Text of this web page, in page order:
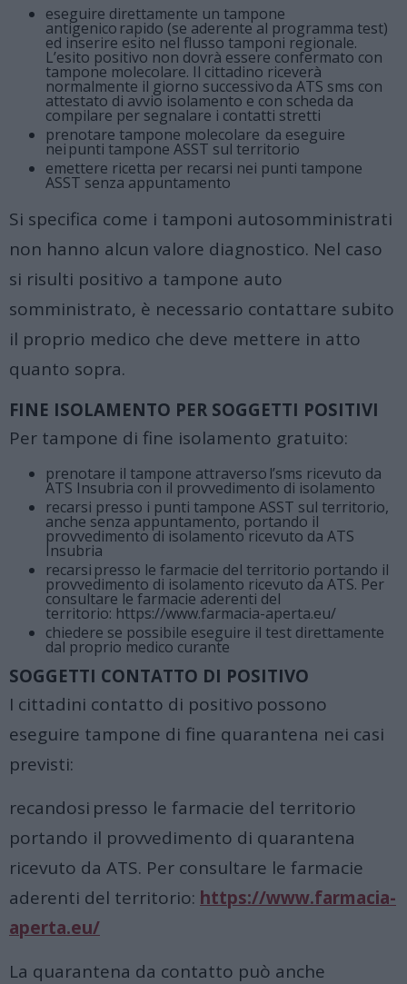
eseguire direttamente un tampone
antigenico rapido (se aderente al programma test)
ed inserire esito nel flusso tamponi regionale.
L’esito positivo non dovrà essere confermato con
tampone molecolare. Il cittadino riceverà
normalmente il giorno successivo da ATS sms con
attestato di avvio isolamento e con scheda da
compilare per segnalare i contatti stretti
prenotare tampone molecolare da eseguire
nei punti tampone ASST sul territorio
emettere ricetta per recarsi nei punti tampone
ASST senza appuntamento
Si specifica come i tamponi autosomministrati
non hanno alcun valore diagnostico. Nel caso
si risulti positivo a tampone auto
somministrato, è necessario contattare subito
il proprio medico che deve mettere in atto
quanto sopra.
FINE ISOLAMENTO PER SOGGETTI POSITIVI
Per tampone di fine isolamento gratuito:
prenotare il tampone attraverso l’sms ricevuto da
ATS Insubria con il provvedimento di isolamento
recarsi presso i punti tampone ASST sul territorio,
anche senza appuntamento, portando il
provvedimento di isolamento ricevuto da ATS
Insubria
recarsi presso le farmacie del territorio portando il
provvedimento di isolamento ricevuto da ATS. Per
consultare le farmacie aderenti del
territorio: https://www.farmacia-aperta.eu/
chiedere se possibile eseguire il test direttamente
dal proprio medico curante
SOGGETTI CONTATTO DI POSITIVO
I cittadini contatto di positivo possono
eseguire tampone di fine quarantena nei casi
previsti:
recandosi presso le farmacie del territorio
portando il provvedimento di quarantena
ricevuto da ATS. Per consultare le farmacie
aderenti del territorio: https://www.farmacia-
aperta.eu/
La quarantena da contatto può anche